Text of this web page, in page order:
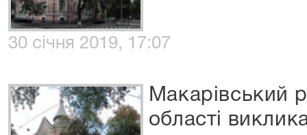
30 січня 2019, 17:07
Макарівський
області